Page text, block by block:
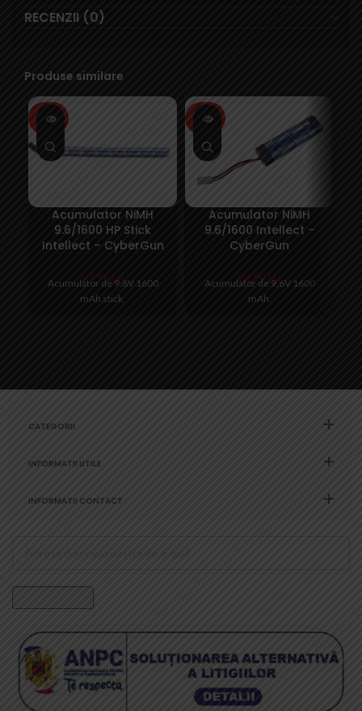
RECENZII (0)
Produse similare
SOLD
OUT
Acumulator NiMH
9.6/1600 HP Stick
Intellect – CyberGun
97,99 lei
Acumulator de 9,6V 1600
mAh stick.
SOLD
OUT
Acumulator NiMH
9.6/1600 Intellect –
CyberGun
98,99 lei
Acumulator de 9,6V 1600
mAh.
CATEGORII
INFORMATII UTILE
INFORMATII CONTACT